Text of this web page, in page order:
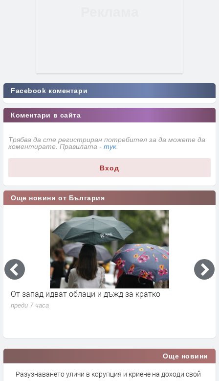
Facebook коментари
Коментари в сайта
Трябва да сте регистриран потребител за да можете да
коментирате. Правилата - тук
Вход
Още новини от България
От запад идват облаци и дъжд за кратко
преди 7 часа
Още новини
Разузнаването уличи в корупция и криене на доходи свой